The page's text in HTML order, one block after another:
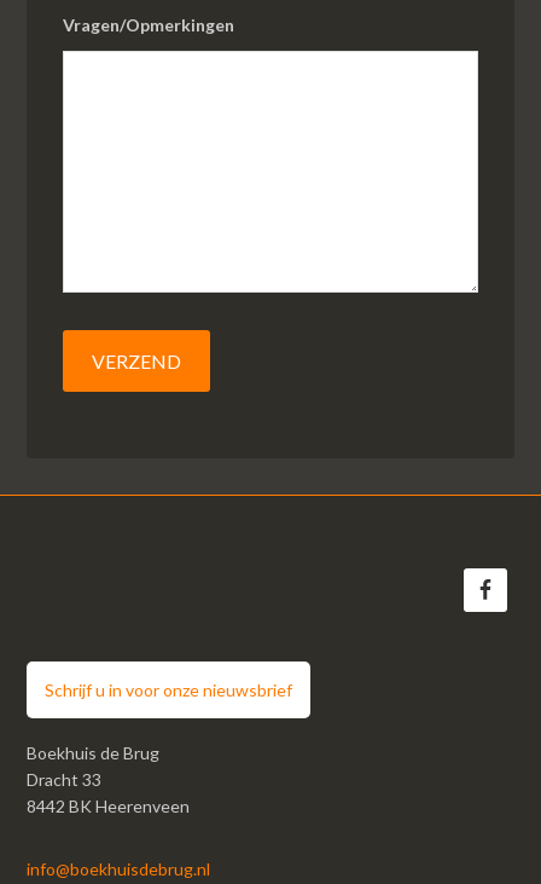
Vragen/Opmerkingen
Schrijf u in voor onze nieuwsbrief
Boekhuis de Brug
Dracht 33
8442 BK Heerenveen
info@boekhuisdebrug.nl